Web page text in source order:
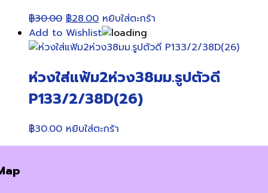
฿30.00 Original
price
was:
฿28.00Current
price
is:
หยิบใส่ตะกร้า
Add to Wishlist
ห่วงใส่แฟ้ม2ห่วง38มม.รูปตัวดี
P133/2/38D(26)
฿30.00 หยิบใส่ตะกร้า